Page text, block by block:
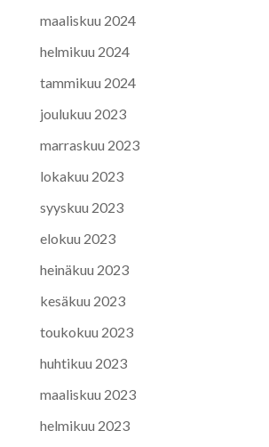
maaliskuu 2024
helmikuu 2024
tammikuu 2024
joulukuu 2023
marraskuu 2023
lokakuu 2023
syyskuu 2023
elokuu 2023
heinäkuu 2023
kesäkuu 2023
toukokuu 2023
huhtikuu 2023
maaliskuu 2023
helmikuu 2023